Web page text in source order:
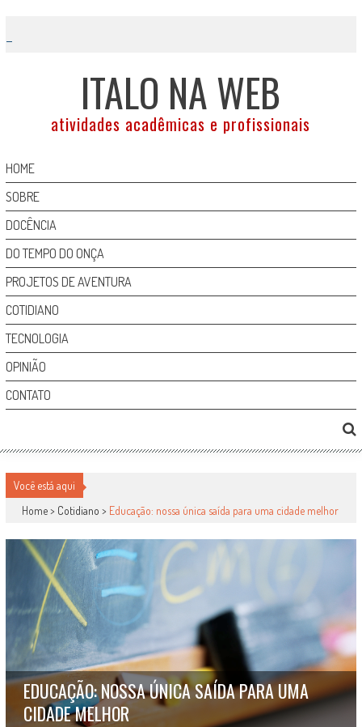
content
ITALO NA WEB
atividades acadêmicas e profissionais
HOME
SOBRE
DOCÊNCIA
DO TEMPO DO ONÇA
PROJETOS DE AVENTURA
COTIDIANO
TECNOLOGIA
OPINIÃO
CONTATO
Você está aqui
Home > Cotidiano > Educação: nossa única saída para uma cidade melhor
EDUCAÇÃO: NOSSA ÚNICA SAÍDA PARA UMA
CIDADE MELHOR